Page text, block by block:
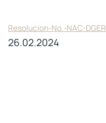
Resolucion-No.-NAC-
26.02.2024